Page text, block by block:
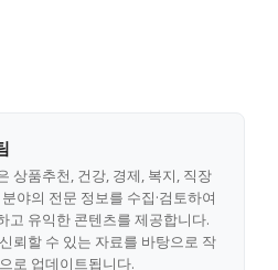
상품추천, 건강, 경제, 복지, 직장
야의 전문 정보를 수집·검토하여
고 유익한 콘텐츠를 제공합니다.
뢰할 수 있는 자료를 바탕으로 작
로 업데이트됩니다.